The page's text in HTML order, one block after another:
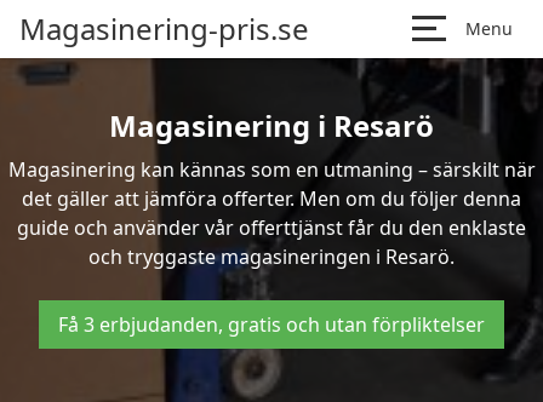
Magasinering-pris.se Menu
Magasinering i Resarö
Magasinering kan kännas som en utmaning – särskilt när
det gäller att jämföra offerter. Men om du följer denna
guide och använder vår offerttjänst får du den enklaste
och tryggaste magasineringen i Resarö.
Få 3 erbjudanden, gratis och utan förpliktelser